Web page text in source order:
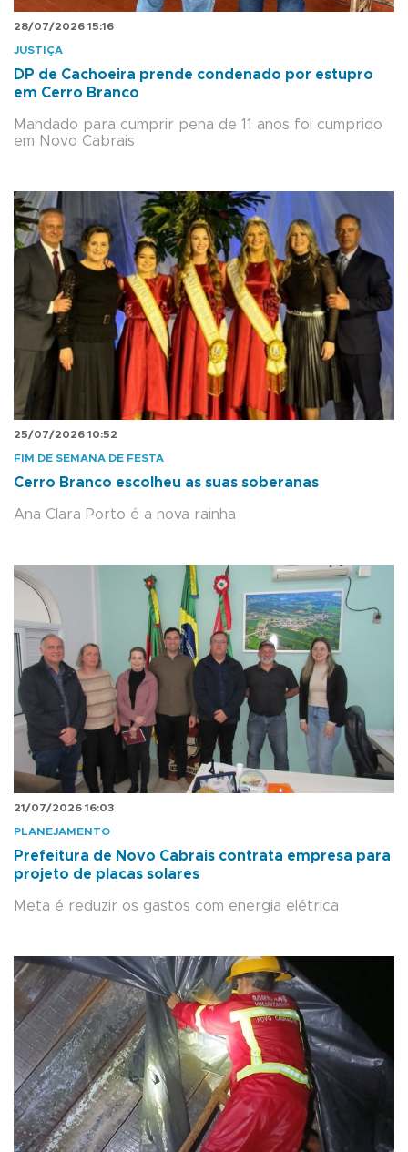
28/07/2026 15:16
JUSTIÇA
DP de Cachoeira prende condenado por estupro
em Cerro Branco
Mandado para cumprir pena de 11 anos foi cumprido
em Novo Cabrais
25/07/2026 10:52
FIM DE SEMANA DE FESTA
Cerro Branco escolheu as suas soberanas
Ana Clara Porto é a nova rainha
21/07/2026 16:03
PLANEJAMENTO
Prefeitura de Novo Cabrais contrata empresa para
projeto de placas solares
Meta é reduzir os gastos com energia elétrica